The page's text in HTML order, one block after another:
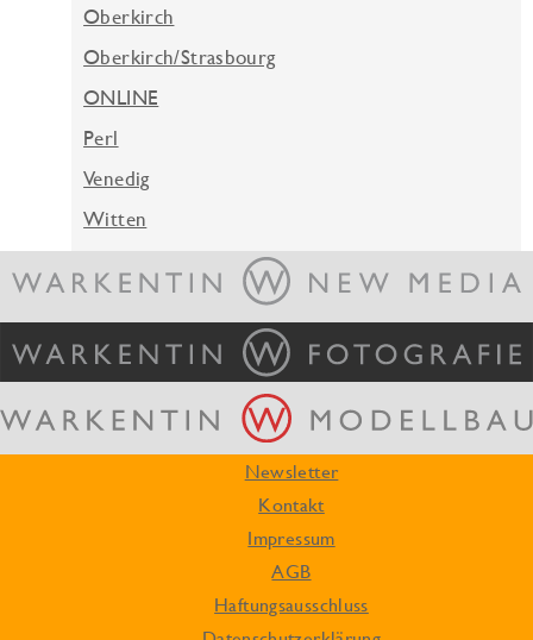
Oberkirch
Oberkirch/Strasbourg
ONLINE
Perl
Venedig
Witten
Newsletter
Kontakt
Impressum
AGB
Haftungsausschluss